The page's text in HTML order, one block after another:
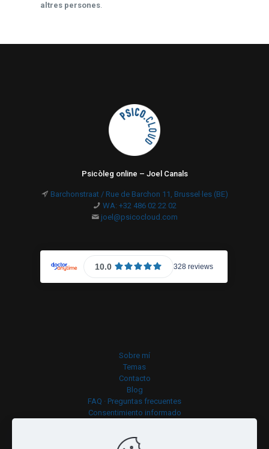
altres persones.
Psicòleg online – Joel Canals
Barchonstraat / Rue de Barchon 11, Brussel·les (BE)
WA: +32 486 02 22 02
joel@psicocloud.com
Sobre mí
Temas
Contacto
Blog
FAQ · Preguntas frecuentes
Consentimiento informado